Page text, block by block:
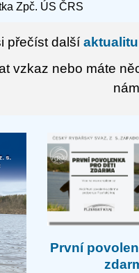
Zpč. ÚS ČRS
přečíst další aktualitu
vzkaz nebo máte
První